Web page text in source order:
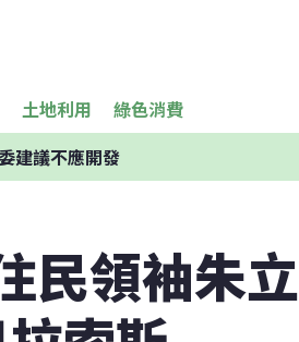
土地利用 綠色消費
建議不應開發
民領袖朱立